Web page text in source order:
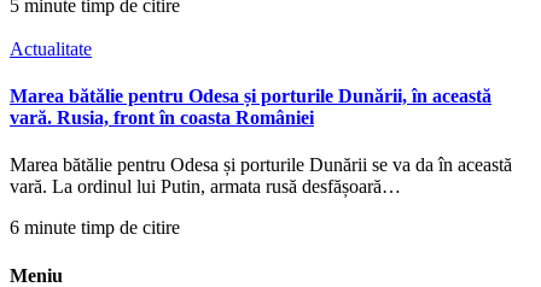
5 minute timp de citire
Actualitate
Marea bătălie pentru Odesa și porturile Dunării, în această
vară. Rusia, front în coasta României
Marea bătălie pentru Odesa și porturile Dunării se va da în această
vară. La ordinul lui Putin, armata rusă desfășoară…
6 minute timp de citire
Meniu